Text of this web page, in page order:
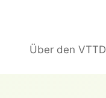
Über den VTTD